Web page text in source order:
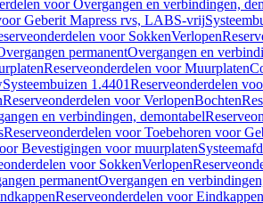
voor Overgangen en verbindingen,
Geberit Mapress rvs, LABS-vrij
voor SokkenVerlopen
permanentOvergangen en
Reserveonderdelen voor Muurplaten
Systeembuizen 1.4401Reserveonderdelen
Reserveonderdelen voor VerlopenBochten
en verbindingen, demontabel
Reserveonderdelen voor Toebehoren voor
Bevestigingen voor muurplaten
voor SokkenVerlopen
permanentOvergangen en
Reserveonderdelen voor Eindkappen